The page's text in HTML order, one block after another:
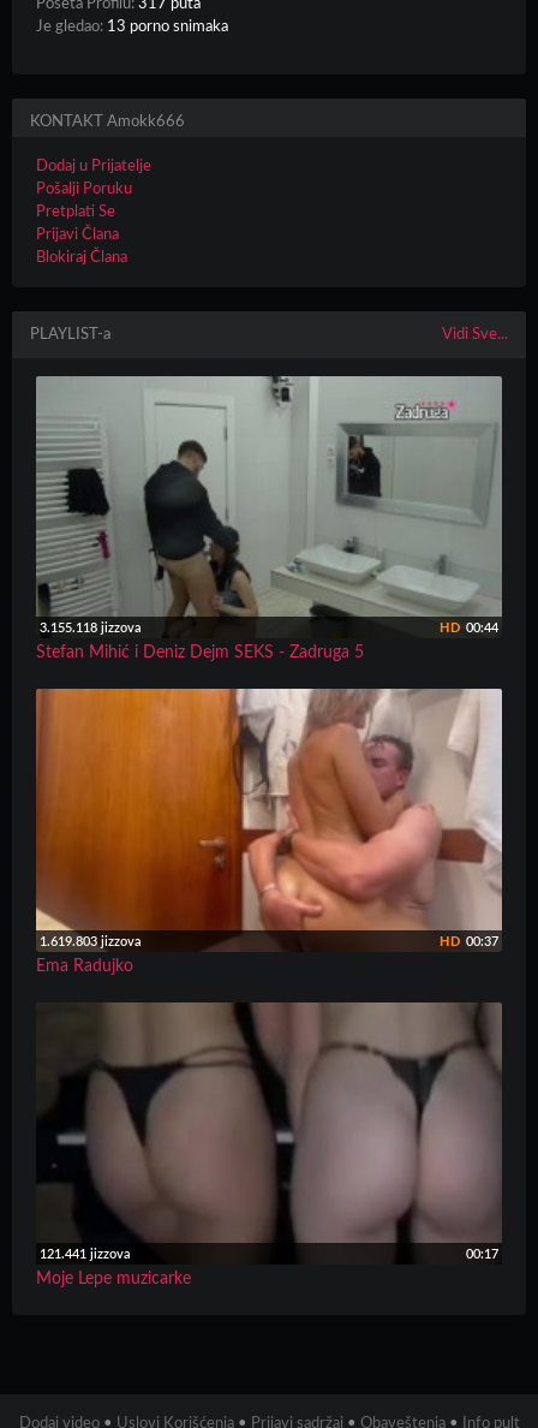
Poseta Profilu: 317 puta
Je gledao: 13 porno snimaka
KONTAKT Amokk666
Dodaj u Prijatelje
Pošalji Poruku
Pretplati Se
Prijavi Člana
Blokiraj Člana
PLAYLIST-a Vidi Sve...
3.155.118 jizzova 00:44
HD
Stefan Mihić i Deniz Dejm SEKS - Zadruga 5
1.619.803 jizzova 00:37
HD
Ema Radujko
121.441 jizzova 00:17
Moje Lepe muzicarke
Dodaj video • Uslovi Korišćenja • Prijavi sadržaj • Obaveštenja • Info pult